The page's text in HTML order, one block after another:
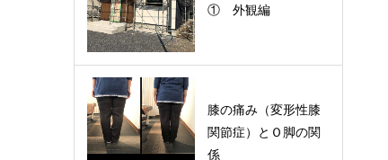
① 外観編
膝の痛み（変形性膝
関節症）とＯ脚の関
係